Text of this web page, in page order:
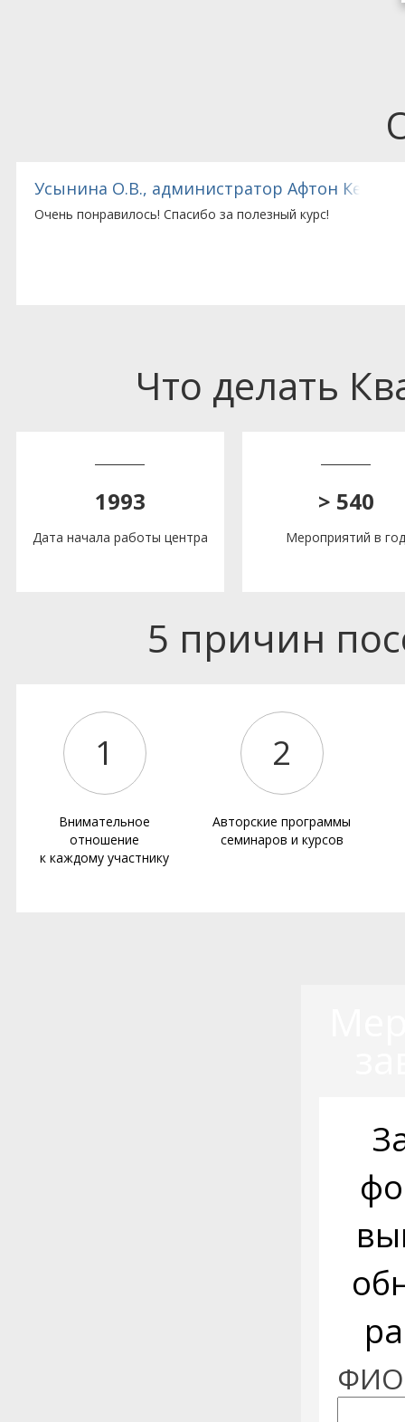
Усынина О.В., администратор Афтон
Очень понравилось! Спасибо за полезный курс!
Что делать
1993
Дата начала работы центра
> 540
Мероприятий в год
5 причин
1
Внимательное
отношение
к каждому участнику
2
Авторские программы
семинаров и курсов